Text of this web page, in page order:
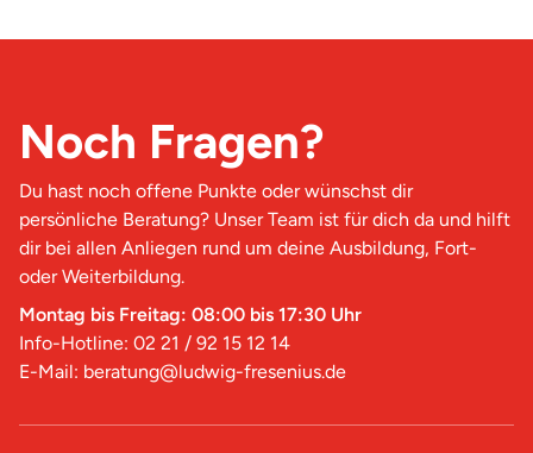
Noch Fragen?
Du hast noch offene Punkte oder wünschst dir
persönliche Beratung? Unser Team ist für dich da und hilft
dir bei allen Anliegen rund um deine Ausbildung, Fort-
oder Weiterbildung.
Montag bis Freitag: 08:00 bis 17:30 Uhr
Info-Hotline: 02 21 / 92 15 12 14
E-Mail: beratung@ludwig-fresenius.de